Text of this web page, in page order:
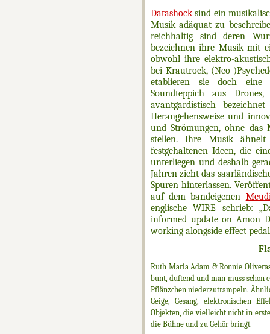
Datashocksind ein
Musik adäquat zu
reichhaltig sind deren
bezeichnen ihre Musik mit
obwohl ihre elektro-
bei Krautrock, (Neo-
etablieren sie doch eine
Soundteppich aus
avantgardistisch
Herangehensweise und
und Strömungen, ohne
stellen. Ihre Musik ähnelt
festgehaltenen Ideen, die
unterliegen und deshalb
Jahren zieht das
Spuren hinterlassen.
auf dem bandeigenen
englische WIRE schrieb:
informed update on Amon
working alongside effect
Ruth Maria Adam & Ronnie
bunt, duftend und man muss schon
Pflänzchen niederzutrampeln.
Geige, Gesang, elektronischen
Objekten, die vielleicht nicht in
die Bühne und zu Gehör bringt.